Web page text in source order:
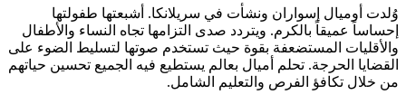
وُلدت أوميال إسواران ونشأت في سريلانكا. أشبعتها طفولتها
إحساساً عميقاً بالكرم. ويتردد صدى التزامها تجاه النساء والأطفال
والأقليات المستضعفة بقوة حيث تستخدم صوتها لتسليط الضوء على
القضايا الحرجة. تحلم أميال بعالم يستطيع فيه الجميع تحسين حياتهم
من خلال تكافؤ الفرص والتعليم الشامل.